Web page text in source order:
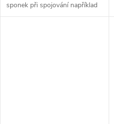
sponek při spojování například
drátěných sítí při...